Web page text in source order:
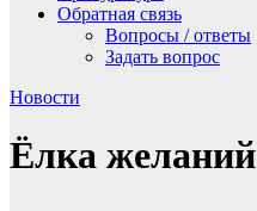
Обратная связь
Вопросы / ответы
Задать вопрос
Новости
Ёлка желаний